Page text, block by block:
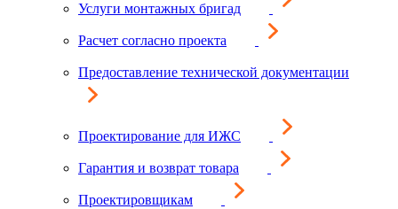
Услуги монтажных бригад
Расчет согласно проекта
Предоставление технической документации
Проектирование для ИЖС
Гарантия и возврат товара
Проектировщикам